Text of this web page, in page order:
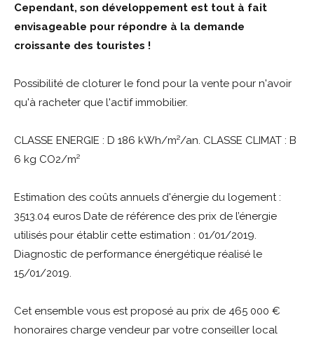
Cependant, son développement est tout à fait
envisageable pour répondre à la demande
croissante des touristes !
Possibilité de cloturer le fond pour la vente pour n'avoir
qu'à racheter que l'actif immobilier.
CLASSE ENERGIE : D 186 kWh/m²/an. CLASSE CLIMAT : B
6 kg CO2/m²
Estimation des coûts annuels d'énergie du logement :
3513.04 euros Date de référence des prix de l’énergie
utilisés pour établir cette estimation : 01/01/2019.
Diagnostic de performance énergétique réalisé le
15/01/2019.
Cet ensemble vous est proposé au prix de 465 000 €
honoraires charge vendeur par votre conseiller local